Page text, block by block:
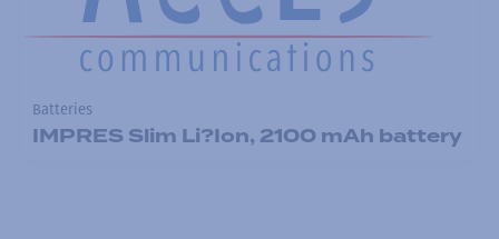
Batteries
IMPRES Slim Li?Ion, 2100 mAh battery